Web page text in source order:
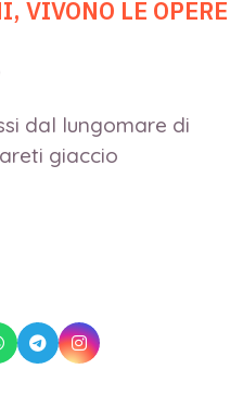
VIVONO LE OPERE
dal lungomare di
giaccio